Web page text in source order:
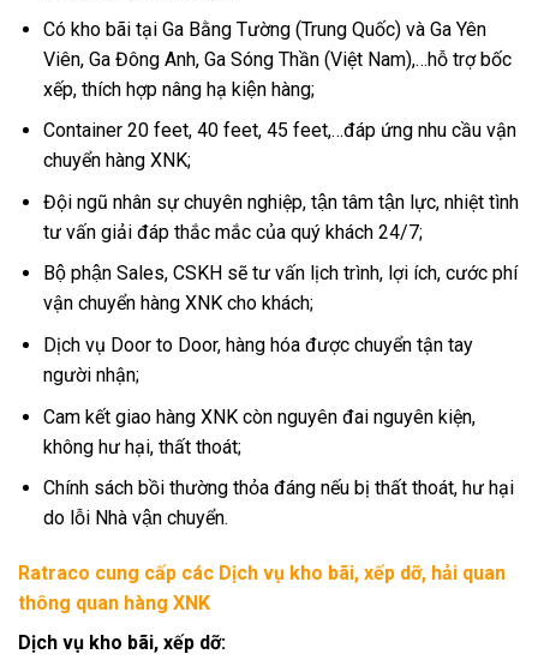
Có kho bãi tại Ga Bằng Tường (Trung Quốc) và Ga Yên
Viên, Ga Đông Anh, Ga Sóng Thần (Việt Nam),…hỗ trợ bốc
xếp, thích hợp nâng hạ kiện hàng;
Container 20 feet, 40 feet, 45 feet,…đáp ứng nhu cầu vận
chuyển hàng XNK;
Đội ngũ nhân sự chuyên nghiệp, tận tâm tận lực, nhiệt tình
tư vấn giải đáp thắc mắc của quý khách 24/7;
Bộ phận Sales, CSKH sẽ tư vấn lịch trình, lợi ích, cước phí
vận chuyển hàng XNK cho khách;
Dịch vụ Door to Door, hàng hóa được chuyển tận tay
người nhận;
Cam kết giao hàng XNK còn nguyên đai nguyên kiện,
không hư hại, thất thoát;
Chính sách bồi thường thỏa đáng nếu bị thất thoát, hư hại
do lỗi Nhà vận chuyển.
Ratraco cung cấp các Dịch vụ kho bãi, xếp dỡ, hải quan
thông quan hàng XNK
Dịch vụ kho bãi, xếp dỡ: